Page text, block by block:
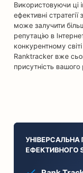
Використовуючи ці
ефективні
може залучити
репутацію в
конкурентному
Ranktracker вже
присутність вашого
ЕФЕКТИВНОГО